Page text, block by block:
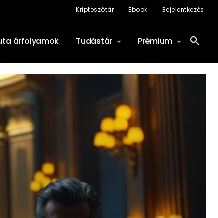
Kriptoszótár Ebook Bejelentkezés
árfolyamok Tudástár Prémium